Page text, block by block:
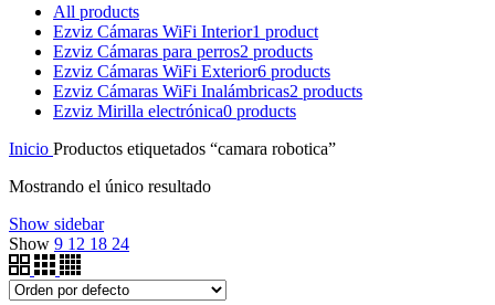
All products
Ezviz Cámaras WiFi Interior1 product
Ezviz Cámaras para perros2 products
Ezviz Cámaras WiFi Exterior6 products
Ezviz Cámaras WiFi Inalámbricas2 products
Ezviz Mirilla electrónica0 products
Inicio Productos etiquetados “camara robotica”
Mostrando el único resultado
Show sidebar
Show 9 12 18 24